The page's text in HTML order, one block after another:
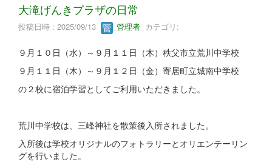
大滝げんきプラザの日常
投稿日時 : 2025/09/13 管理者 カテゴリ:
９月１０日（水）～９月１１日（木）秩父市立荒川中学校
９月１１日（木）～９月１２日（金）寄居町立城南中学校
の２校に宿泊学習としてご利用いただきました。
荒川中学校は、三峰神社を散策後入所されました。
入所後は学校オリジナルのフォトラリーとオリエンテーリン
グを行いました。